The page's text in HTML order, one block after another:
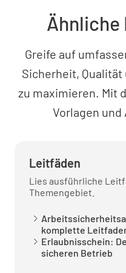
Ähnliche
Greife auf
Sicherheit,
zu maximieren. Mit
Vorlagen und
Leitfäden
Lies ausführliche
Themengebiet.
komplette
Erlaubnisschein:
sicheren Betrieb